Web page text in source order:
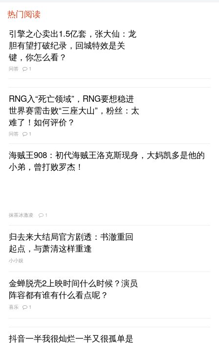
热门阅读
引擎之心卖出1.5亿套，张大仙：龙
胆有望打破纪录，回城特效是关
键，你怎么看？
问答 1
RNG入“死亡领域”，RNG要想稳进
世界赛需击败“三座大山”，粉丝：太
难了！如何评价？
问答 1
海贼王908：初代海贼王洛克斯现身，大妈凯多是他的
小弟，曾打败罗杰！
归去来大结局官方剧透：书澈重回
起点，与萧清这样重逢
金蝉脱壳2上映时间什么时候？演员
阵容都有谁有什么看点呢？